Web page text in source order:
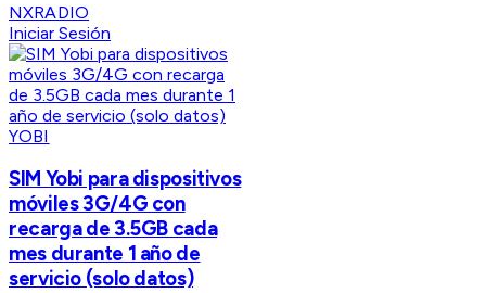
NXRADIO
Iniciar Sesión
YOBI
SIM Yobi para dispositivos
móviles 3G/4G con
recarga de 3.5GB cada
mes durante 1 año de
servicio (solo datos)